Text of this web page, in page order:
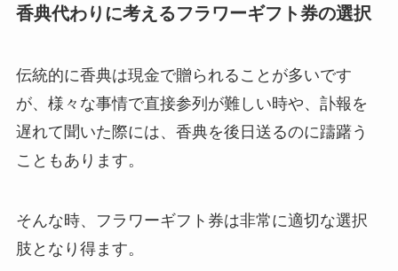
香典代わりに考えるフラワーギフト券の選択
伝統的に香典は現金で贈られることが多いです
が、様々な事情で直接参列が難しい時や、訃報を
遅れて聞いた際には、香典を後日送るのに躊躇う
こともあります。
そんな時、フラワーギフト券は非常に適切な選択
肢となり得ます。